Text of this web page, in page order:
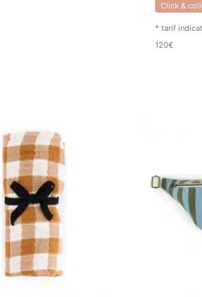
Click &
* tarif
120€